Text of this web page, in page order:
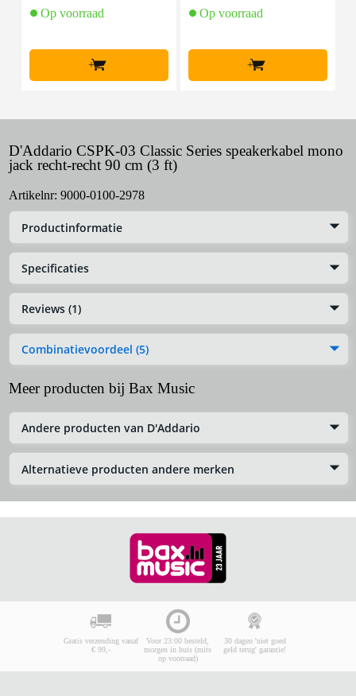
Op voorraad
+
Op voorraad
+
D'Addario CSPK-03 Classic Series speakerkabel mono
jack recht-recht 90 cm (3 ft)
Artikelnr: 9000-0100-2978
Productinformatie
Specificaties
Reviews (1)
Combinatievoordeel (5)
Meer producten bij Bax Music
Andere producten van D'Addario
Alternatieve producten andere merken
Gratis verzending vanaf
€ 99,-
Voor 23:00 besteld,
morgen in huis (mits
op voorraad)
30 dagen 'niet goed
geld terug' garantie!